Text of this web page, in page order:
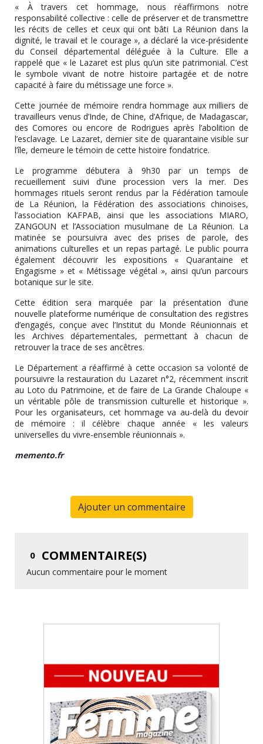
« À travers cet hommage, nous réaffirmons notre
responsabilité collective : celle de préserver et de transmettre
les récits de celles et ceux qui ont bâti La Réunion dans la
dignité, le travail et le courage », a déclaré la vice-présidente
du Conseil départemental déléguée à la Culture. Elle a
rappelé que « le Lazaret est plus qu’un site patrimonial. C’est
le symbole vivant de notre histoire partagée et de notre
capacité à faire du métissage une force ».
Cette journée de mémoire rendra hommage aux milliers de
travailleurs venus d’Inde, de Chine, d’Afrique, de Madagascar,
des Comores ou encore de Rodrigues après l’abolition de
l’esclavage. Le Lazaret, dernier site de quarantaine visible sur
l’île, demeure le témoin de cette histoire fondatrice.
Le programme débutera à 9h30 par un temps de
recueillement suivi d’une procession vers la mer. Des
hommages rituels seront rendus par la Fédération tamoule
de La Réunion, la Fédération des associations chinoises,
l’association KAFPAB, ainsi que les associations MIARO,
ZANGOUN et l’Association musulmane de La Réunion. La
matinée se poursuivra avec des prises de parole, des
animations culturelles et un repas partagé. Le public pourra
également découvrir les expositions « Quarantaine et
Engagisme » et « Métissage végétal », ainsi qu’un parcours
botanique sur le site.
Cette édition sera marquée par la présentation d’une
nouvelle plateforme numérique de consultation des registres
d’engagés, conçue avec l’Institut du Monde Réunionnais et
les Archives départementales, permettant à chacun de
retrouver la trace de ses ancêtres.
Le Département a réaffirmé à cette occasion sa volonté de
poursuivre la restauration du Lazaret n°2, récemment inscrit
au Loto du Patrimoine, et de faire de La Grande Chaloupe «
un véritable pôle de transmission culturelle et historique ».
Pour les organisateurs, cet hommage va au-delà du devoir
de mémoire : il célèbre chaque année « les valeurs
universelles du vivre-ensemble réunionnais ».
memento.fr
Ajouter un commentaire
0 COMMENTAIRE(S)
Aucun commentaire pour le moment